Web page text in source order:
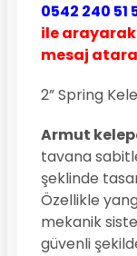
0542 240 51
ile
mesaj
2” Spring
Armut
tavana
şeklinde
Özellikle
mekanik
güvenli